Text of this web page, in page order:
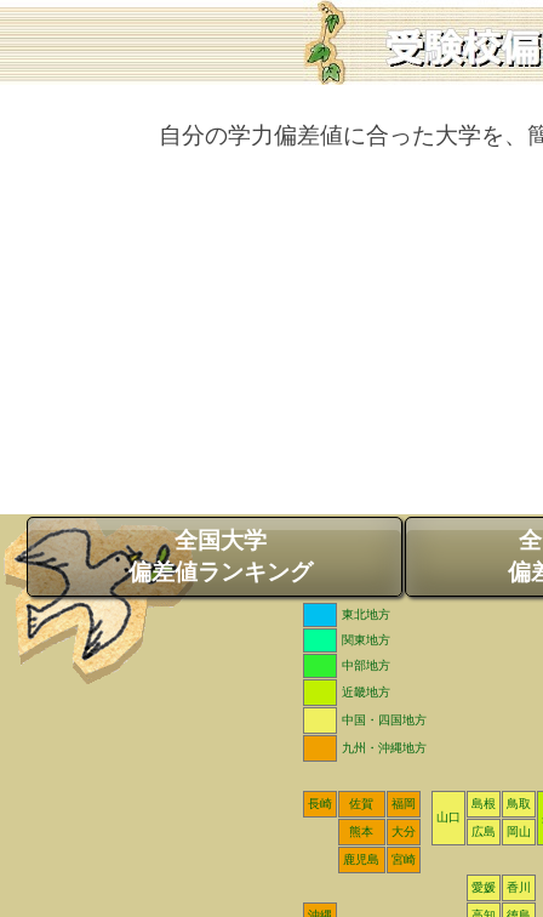
自分の学力偏差値に合った大学を、
全国大学
偏差値ランキング
偏
東北地方
関東地方
中部地方
近畿地方
中国・四国地方
九州・沖縄地方
長崎 佐賀
福岡
山口
島根
鳥取
熊本
大分 広島 岡山
鹿児島 宮崎
愛媛 香川